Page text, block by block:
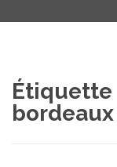
Étiquette
bordeaux